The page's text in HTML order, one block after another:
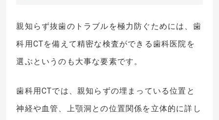
親知らず抜歯のトラブルを極力防ぐためには、歯
科用CTを備えて精密な検査ができる歯科医院を
選ぶというのも大事な要素です。
歯科用CTでは、親知らずの埋まっている位置と
神経や血管、上顎洞との位置関係を立体的に詳し